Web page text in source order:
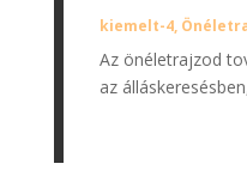
kiemelt-4,
Az önéletrajzod
az